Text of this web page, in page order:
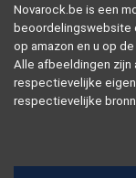
Novarock.be is een
beoordelingswebsite
op amazon en u op
Alle afbeeldingen zijn
respectievelijke
respectievelijke